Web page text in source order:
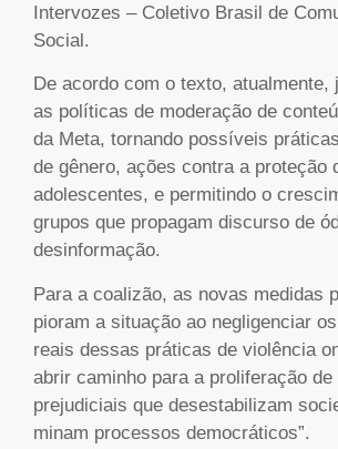
Intervozes – Coletivo Brasil de
Social.
De acordo com o texto, atualmente,
as políticas de moderação de
da Meta, tornando possíveis
de gênero, ações contra a proteção
adolescentes, e permitindo o
grupos que propagam discurso de
desinformação.
Para a coalizão, as novas medidas
pioram a situação ao negligenciar
reais dessas práticas de violência
abrir caminho para a proliferação de
prejudiciais que desestabilizam
minam processos democráticos”.